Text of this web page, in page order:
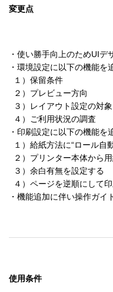
変更点
・使い勝手向上のためUIデ
・環境設定に以下の機能を
・印刷設定に以下の機能を
使用条件